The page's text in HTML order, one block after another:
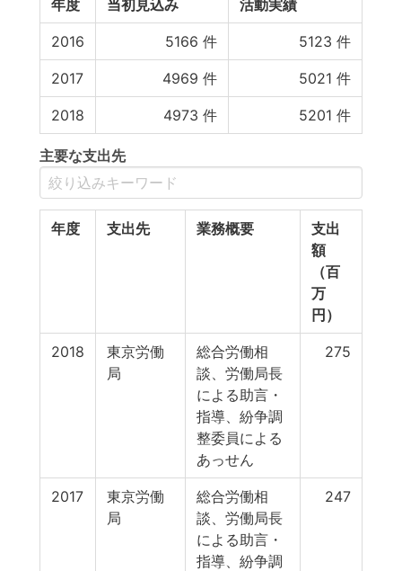
年度 当初見込み 活動実績
2016 5166 件 5123 件
2017 4969 件 5021 件
2018 4973 件 5201 件
主要な支出先
年度 支出先 業務概要
支出
額
（百
万
円）
2018
東京労働
局
総合労働相
談、労働局長
による助言・
指導、紛争調
整委員による
あっせん
275
2017
東京労働
局
総合労働相
談、労働局長
による助言・
指導、紛争調
247